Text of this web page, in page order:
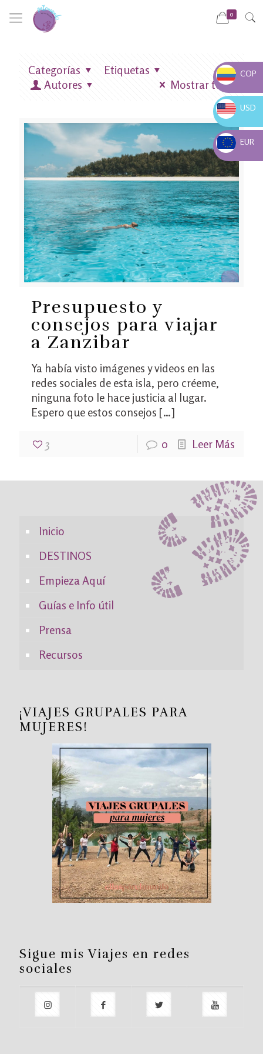
0
Categorías
Etiquetas
Autores
Mostrar todo
Presupuesto y
consejos para viajar
a Zanzibar
Ya había visto imágenes y videos en las
redes sociales de esta isla, pero créeme,
ninguna foto le hace justicia al lugar.
Espero que estos consejos […]
3 0 Leer Más
Inicio
DESTINOS
Empieza Aquí
Guías e Info útil
Prensa
Recursos
¡VIAJES GRUPALES PARA
MUJERES!
Sigue mis Viajes en redes
sociales
COP $
COP
USD $
USD
EUR €
EUR